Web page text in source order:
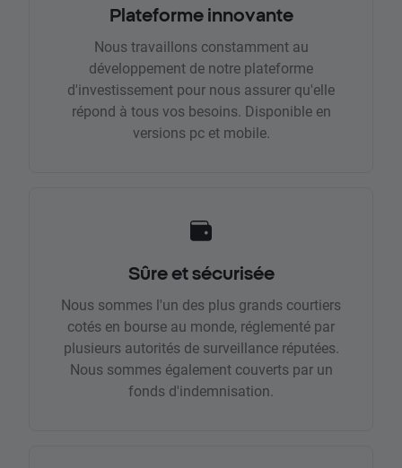
Plateforme innovante
Nous travaillons constamment au
développement de notre plateforme
d'investissement pour nous assurer qu'elle
répond à tous vos besoins. Disponible en
versions pc et mobile.
Sûre et sécurisée
Nous sommes l'un des plus grands courtiers
cotés en bourse au monde, réglementé par
plusieurs autorités de surveillance réputées.
Nous sommes également couverts par un
fonds d'indemnisation.